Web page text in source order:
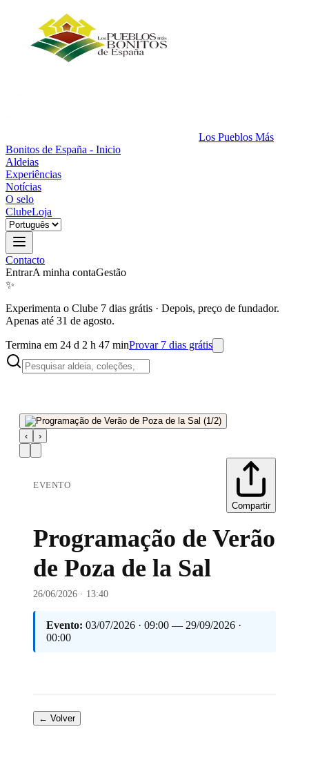
Los Pueblos Más
Bonitos de España - Inicio
Aldeias
Experiências
Notícias
O selo
ClubeLoja
Contacto
EntrarA minha contaGestão
✨
Experimenta o Clube 7 dias grátis · Depois, preço de fundador.
Apenas até 31 de agosto.
Termina em 24 d 2 h 47 minProvar 7 dias grátis
‹ ›
EVENTO
Compartir
Programação de Verão
de Poza de la Sal
26/06/2026 · 13:40
Evento: 03/07/2026 · 09:00 — 29/09/2026 ·
00:00
← Volver